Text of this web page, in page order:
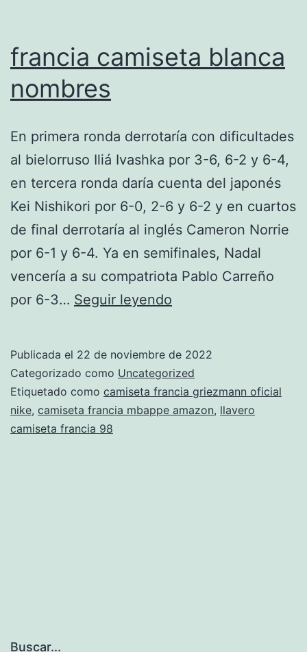
francia camiseta blanca
nombres
En primera ronda derrotaría con dificultades
al bielorruso Iliá Ivashka por 3-6, 6-2 y 6-4,
en tercera ronda daría cuenta del japonés
Kei Nishikori por 6-0, 2-6 y 6-2 y en cuartos
de final derrotaría al inglés Cameron Norrie
por 6-1 y 6-4. Ya en semifinales, Nadal
vencería a su compatriota Pablo Carreño
por 6-3… Seguir leyendo
nombres
Publicada el 22 de noviembre de 2022
Categorizado como Uncategorized
Etiquetado como camiseta francia griezmann oficial
nike, camiseta francia mbappe amazon, llavero
camiseta francia 98
Buscar...